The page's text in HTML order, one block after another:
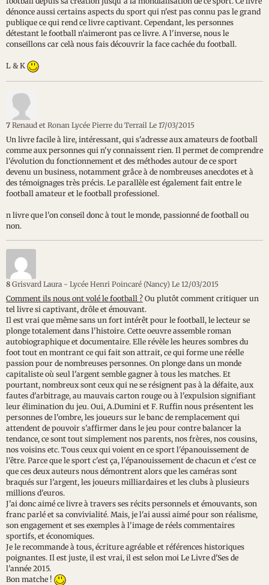
dénonce aussi certains aspects du sport qui n'est pas connu pas le grand
publique ce qui rend ce livre captivant. Cependant, les personnes
détestant le football n'aimeront pas ce livre. A l'inverse, nous le
conseillons car celà nous fais découvrir la face cachée du football.
L & K
7 Renaud et Ronan Lycée Pierre du Terrail Le 17/03/2015
Un livre facile à lire, intéressant, qui s'adresse aux amateurs de football
comme aux personnes qui n'y connaissent rien. Il permet de comprendre
l'évolution du fonctionnement et des méthodes autour de ce sport
devenu un business, notamment grâce à de nombreuses anecdotes et à
des témoignages très précis. Le parallèle est également fait entre le
football amateur et le football professionel.
n livre que l'on conseil donc à tout le monde, passionné de football ou
non.
8 Grisvard Laura - Lycée Henri Poincaré (Nancy) Le 12/03/2015
Comment ils nous ont volé le football ? Ou plutôt comment critiquer un
tel livre si captivant, drôle et émouvant.
Il est vrai que même sans un fort intérêt pour le football, le lecteur se
plonge totalement dans l'histoire. Cette oeuvre assemble roman
autobiographique et documentaire. Elle révèle les heures sombres du
foot tout en montrant ce qui fait son attrait, ce qui forme une réelle
passion pour de nombreuses personnes. On plonge dans un monde
capitaliste où seul l'argent semble gagner à tous les matches. Et
pourtant, nombreux sont ceux qui ne se résignent pas à la défaite, aux
fautes d'arbitrage, au mauvais carton rouge ou à l'expulsion signifiant
leur élimination du jeu. Oui, A.Dumini et F. Ruffin nous présentent les
personnes de l'ombre, les joueurs sur le banc de remplacement qui
attendent de pouvoir s'affirmer dans le jeu pour contre balancer la
tendance, ce sont tout simplement nos parents, nos frères, nos cousins,
nos voisins etc. Tous ceux qui voient en ce sport l'épanouissement de
l'être. Parce que le sport c'est ça, l'épanouissement de chacun et c'est ce
que ces deux auteurs nous démontrent alors que les caméras sont
braqués sur l'argent, les joueurs milliardaires et les clubs à plusieurs
millions d'euros.
J'ai donc aimé ce livre à travers ses récits personnels et émouvants, son
franc parlé et sa convivialité. Mais, je l'ai aussi aimé pour son réalisme,
son engagement et ses exemples à l'image de réels commentaires
sportifs, et économiques.
Je le recommande à tous, écriture agréable et références historiques
poignantes. Il est juste, il est vrai, il est selon moi Le Livre d'Ses de
l'année 2015.
Bon matche !